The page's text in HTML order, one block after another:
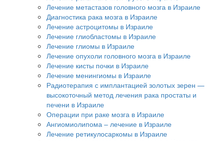
Лечение метастазов головного мозга в Израиле
Диагностика рака мозга в Израиле
Лечение астроцитомы в Израиле
Лечение глиобластомы в Израиле
Лечение глиомы в Израиле
Лечение опухоли головного мозга в Израиле
Лечение кисты почки в Израиле
Лечение менингиомы в Израиле
Радиотерапия с имплантацией золотых зерен —
высокоточный метод лечения рака простаты и
печени в Израиле
Операции при раке мозга в Израиле
Ангиомиолипома – лечение в Израиле
Лечение ретикулосаркомы в Израиле